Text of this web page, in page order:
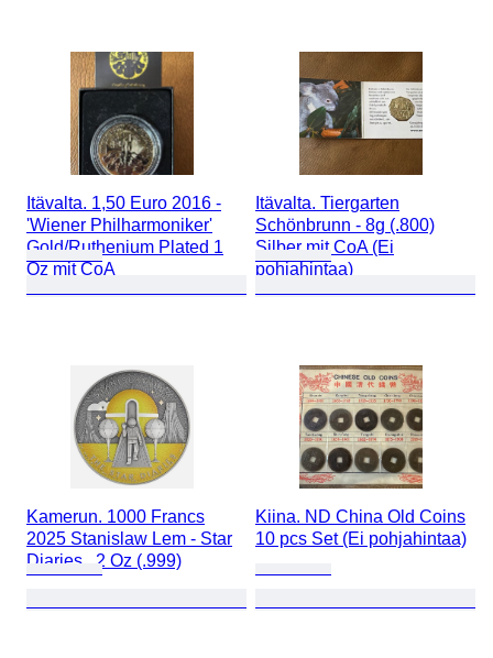
Itävalta. 1,50 Euro 2016 -
'Wiener Philharmoniker'
Gold/Ruthenium Plated 1
Oz mit CoA
Itävalta. Tiergarten
Schönbrunn - 8g (.800)
Silber mit CoA (Ei
pohjahintaa)
Kamerun. 1000 Francs
2025 Stanislaw Lem - Star
Diaries , 2 Oz (.999)
Kiina. ND China Old Coins
10 pcs Set (Ei pohjahintaa)